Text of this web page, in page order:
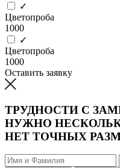
✓
Цветопроба
1000
✓
Цветопроба
1000
Оставить заявку
ТРУДНОСТИ С
НУЖНО
НЕТ ТОЧНЫХ